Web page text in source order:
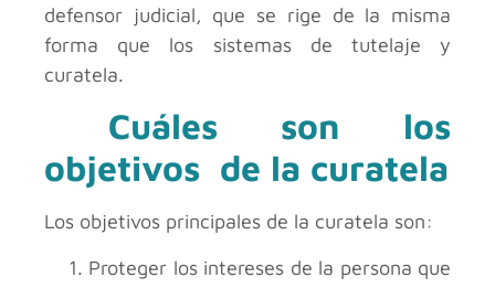
defensor judicial, que se rige de la misma
forma que los sistemas de tutelaje y
curatela.
Cuáles son los
objetivos de la curatela
Los objetivos principales de la curatela son:
Proteger los intereses de la persona que